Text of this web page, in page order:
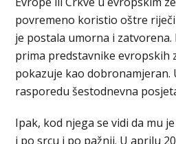
povremeno koristio oštre
je postala umorna i zatvorena.
prima predstavnike evropskih
pokazuje kao dobronamjeran.
rasporedu šestodnevna
Ipak, kod njega se vidi da mu
i po srcu i po pažnji. U aprilu